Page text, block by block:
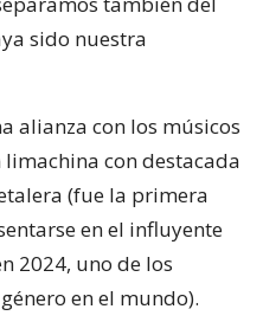
sido nuestra
alianza con los músicos
con destacada
(fue la primera
en el influyente
2024, uno de los
en el mundo).